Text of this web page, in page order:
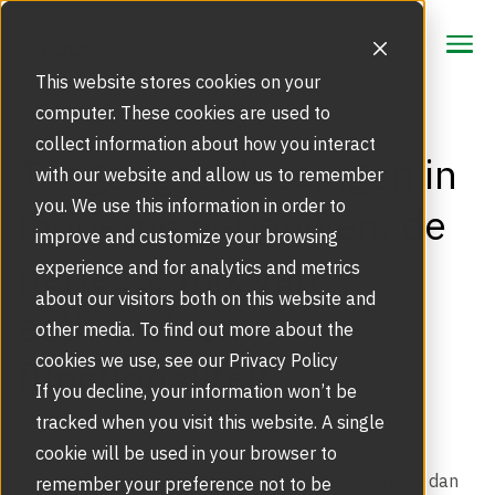
This website stores cookies on your
computer. These cookies are used to
collect information about how you interact
with our website and allow us to remember
you. We use this information in order to
improve and customize your browsing
experience and for analytics and metrics
about our visitors both on this website and
other media. To find out more about the
cookies we use, see our Privacy Policy
If you decline, your information won’t be
tracked when you visit this website. A single
cookie will be used in your browser to
remember your preference not to be
CONTACT
CONTACT
Oplossingen
Beveiligingsoplossingen
Gezichtsherkenning
Marktsegmenten
The Power of Two
Producten
Draaideuren | Tourniquetdeuren
Schuifdeuren | Deuropeners
Service
Meld storing of glasbreuk
Glasservice bij glasschade
Servicecontract automatische deuren
Inspiratie
Inspiratie | Referentieprojecten
Over ons
Ons Verhaal
Toegangsoplossingen in
moderne gebouwen: de
perfecte mix van
esthetiek en
functionaliteit
In moderne gebouwontwerpen draait het om meer dan